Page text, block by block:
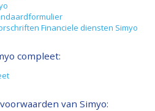
Financiele diensten Simyo
compleet:
van Simyo: